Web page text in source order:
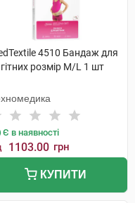
4510 Бандаж для
розмір M/L 1 шт
Є в наявності
1103.00 грн
КУПИТИ